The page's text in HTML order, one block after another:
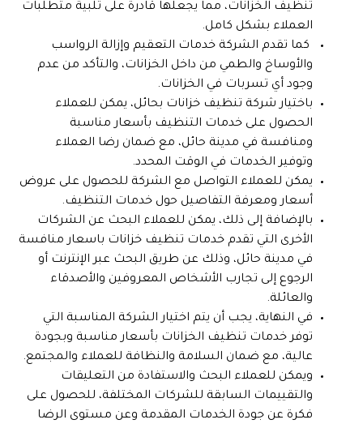
تنظيف الخزانات، مما يجعلها قادرة على تلبية متطلبات
العملاء بشكل كامل.
كما تقدم الشركة خدمات التعقيم وإزالة الرواسب
والأوساخ والطمي من داخل الخزانات، والتأكد من عدم
وجود أي تسربات في الخزانات.
باختيار شركة تنظيف خزانات بحائل، يمكن للعملاء
الحصول على خدمات التنظيف بأسعار مناسبة
ومنافسة في مدينة حائل، مع ضمان رضا العملاء
وتوفير الخدمات في الوقت المحدد.
يمكن للعملاء التواصل مع الشركة للحصول على عروض
أسعار ومعرفة التفاصيل حول خدمات التنظيف.
بالإضافة إلى ذلك، يمكن للعملاء البحث عن الشركات
الأخرى التي تقدم خدمات تنظيف خزانات باسعار منافسة
في مدينة حائل، وذلك عن طريق البحث عبر الإنترنت أو
الرجوع إلى تجارب الأشخاص المعروفين والأصدقاء
والعائلة.
في النهاية، يجب أن يتم اختيار الشركة المناسبة التي
توفر خدمات تنظيف الخزانات بأسعار مناسبة وبجودة
عالية، مع ضمان السلامة والنظافة للعملاء والمجتمع.
ويمكن للعملاء البحث والاستفادة من التعليقات
والتقييمات السابقة للشركات المختلفة، للحصول على
فكرة عن جودة الخدمات المقدمة وعن مستوى الرضا